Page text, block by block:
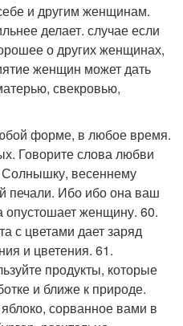
и другим женщинам.
делает. случае если
о других женщинах,
женщин может дать
свекровью,
форме, в любое время.
Говорите слова любви
весеннему
печали. Ибо ибо она ваш
опустошает женщину. 60.
с цветами дает заряд
и цветения. 61.
продукты, которые
и ближе к природе.
сорванное вами в